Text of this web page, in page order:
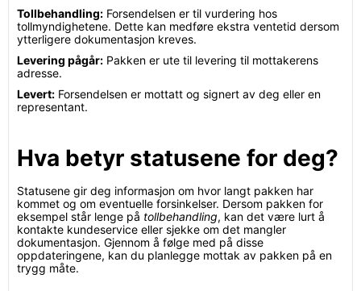
Tollbehandling: Forsendelsen er til vurdering hos
tollmyndighetene. Dette kan medføre ekstra ventetid dersom
ytterligere dokumentasjon kreves.
Levering pågår: Pakken er ute til levering til mottakerens
adresse.
Levert: Forsendelsen er mottatt og signert av deg eller en
representant.
Hva betyr statusene for deg?
Statusene gir deg informasjon om hvor langt pakken har
kommet og om eventuelle forsinkelser. Dersom pakken for
eksempel står lenge på tollbehandling, kan det være lurt å
kontakte kundeservice eller sjekke om det mangler
dokumentasjon. Gjennom å følge med på disse
oppdateringene, kan du planlegge mottak av pakken på en
trygg måte.